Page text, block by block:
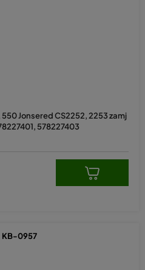
Jonsered CS2252, 2253 zamj
578227403
KB-0957